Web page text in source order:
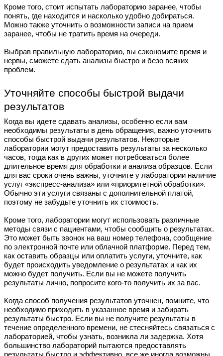
Кроме того, стоит испытать лабораторию заранее, чтобы
понять, где находится и насколько удобно добираться.
Можно также уточнить о возможности записи на прием
заранее, чтобы не тратить время на очереди.
Выбрав правильную лабораторию, вы сэкономите время и
нервы, сможете сдать анализы быстро и безо всяких
проблем.
Уточняйте способы быстрой выдачи
результатов
Когда вы идете сдавать анализы, особенно если вам
необходимы результаты в день обращения, важно уточнить
способы быстрой выдачи результатов. Некоторые
лаборатории могут предоставить результаты за несколько
часов, тогда как в других может потребоваться более
длительное время для обработки и анализа образцов. Если
для вас сроки очень важны, уточните у лаборатории наличие
услуг «экспресс-анализа» или «приоритетной обработки».
Обычно эти услуги связаны с дополнительной платой,
поэтому не забудьте уточнить их стоимость.
Кроме того, лаборатории могут использовать различные
методы связи с пациентами, чтобы сообщить о результатах.
Это может быть звонок на ваш номер телефона, сообщение
по электронной почте или облачной платформе. Перед тем,
как оставить образцы или оплатить услуги, уточните, как
будет происходить уведомление о результатах и как их
можно будет получить. Если вы не можете получить
результаты лично, попросите кого-то получить их за вас.
Когда способ получения результатов уточнен, помните, что
необходимо приходить в указанное время и забирать
результаты быстро. Если вы не получите результаты в
течение определенного времени, не стесняйтесь связаться с
лабораторией, чтобы узнать, возникла ли задержка. Хотя
большинство лабораторий пытаются предоставлять
результаты быстро и эффективно, все же иногда возможны